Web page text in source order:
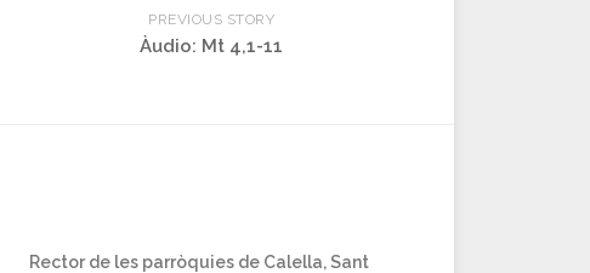
PREVIOUS STORY
Àudio: Mt 4,1-11
Rector de les parròquies de Calella, Sant